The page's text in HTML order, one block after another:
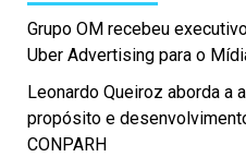
Grupo OM recebeu
Uber Advertising para o
Leonardo Queiroz aborda a
propósito e
CONPARH